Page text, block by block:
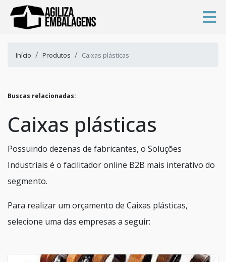
Início Produtos Caixas plásticas
Buscas relacionadas:
Caixas plásticas
Possuindo dezenas de fabricantes, o Soluções
Industriais é o facilitador online B2B mais interativo do
segmento.
Para realizar um orçamento de Caixas plásticas,
selecione uma das empresas a seguir: